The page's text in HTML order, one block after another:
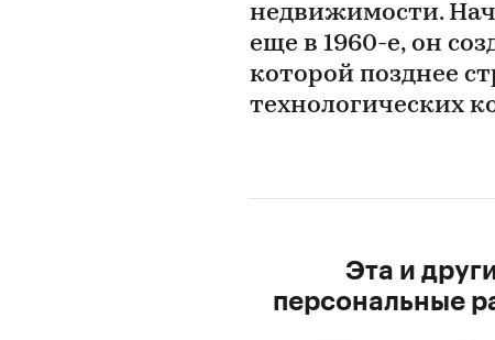
недвижимости.
еще в 1960-е, он
которой позднее
технологических
Эта и
персональные